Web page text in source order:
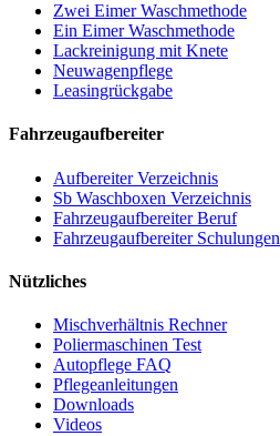
Zwei Eimer Waschmethode
Ein Eimer Waschmethode
Lackreinigung mit Knete
Neuwagenpflege
Leasingrückgabe
Fahrzeugaufbereiter
Aufbereiter Verzeichnis
Sb Waschboxen Verzeichnis
Fahrzeugaufbereiter Beruf
Fahrzeugaufbereiter Schulungen
Nützliches
Mischverhältnis Rechner
Poliermaschinen Test
Autopflege FAQ
Pflegeanleitungen
Downloads
Videos